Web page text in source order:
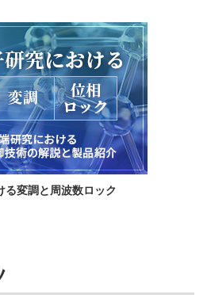
変調と周波数ロック